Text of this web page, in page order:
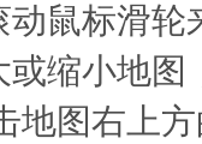
动鼠标滑
或缩小地图
图右上方